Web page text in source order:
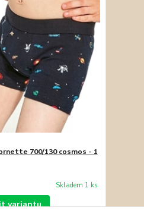
700/130 cosmos - 1
Skladem 1 ks
variantu